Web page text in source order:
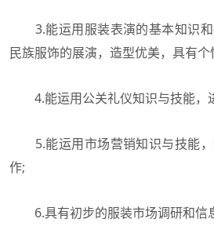
3.能运用服装表演的基本知识和
民族服饰的展演，造型优美，具有个
4.能运用公关礼仪知识与技能，
5.能运用市场营销知识与技能，
作;
6.具有初步的服装市场调研和信